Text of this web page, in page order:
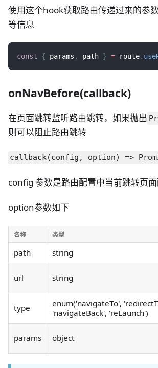
使用这个hook获取路由传递过来的参
等信息
const { params , path } = route.
onNavBefore(callback)
在页面跳转监听路由跳转，如果抛出
则可以阻止路由跳转
callback(config, option) =>
config 参数是路由配置中当前跳转页
option参数如下
名称 类型
path string
url string
type
enum('navigateTo',
'navigateBack', 'reLaunch')
params object